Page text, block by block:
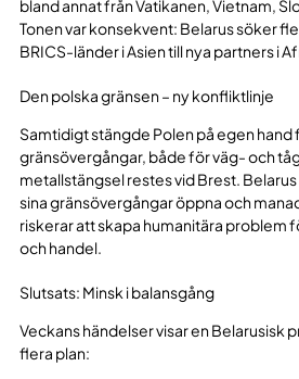
bland annat från Vatikanen, Vietnam,
Tonen var konsekvent: Belarus söker
BRICS-länder i Asien till nya partners i
Den polska gränsen – ny konfliktlinje
Samtidigt stängde Polen på egen hand
gränsövergångar, både för väg- och
metallstängsel restes vid Brest.
sina gränsövergångar öppna och
riskerar att skapa humanitära problem
och handel.
Slutsats: Minsk i balansgång
Veckans händelser visar en Belarusisk
flera plan: